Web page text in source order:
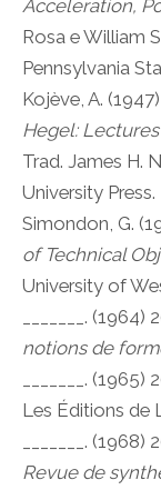
Acceleration,
Rosa e William
Pennsylvania
Kojève, A.
Hegel:
Trad. James H.
University Press.
Simondon, G.
of Technical
University of
_______. (1964)
notions de
_______. (1965)
Les Éditions de
_______.
Revue de